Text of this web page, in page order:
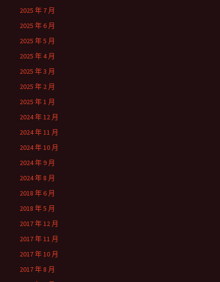
2025 年 7 月
2025 年 6 月
2025 年 5 月
2025 年 4 月
2025 年 3 月
2025 年 2 月
2025 年 1 月
2024 年 12 月
2024 年 11 月
2024 年 10 月
2024 年 9 月
2024 年 8 月
2018 年 6 月
2018 年 5 月
2017 年 12 月
2017 年 11 月
2017 年 10 月
2017 年 8 月